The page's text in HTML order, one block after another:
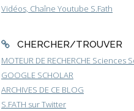
Vidéos, Chaîne Youtube S.Fath
CHERCHER/TROUVER
MOTEUR DE RECHERCHE Sciences
GOOGLE SCHOLAR
ARCHIVES DE CE BLOG
S.FATH sur Twitter